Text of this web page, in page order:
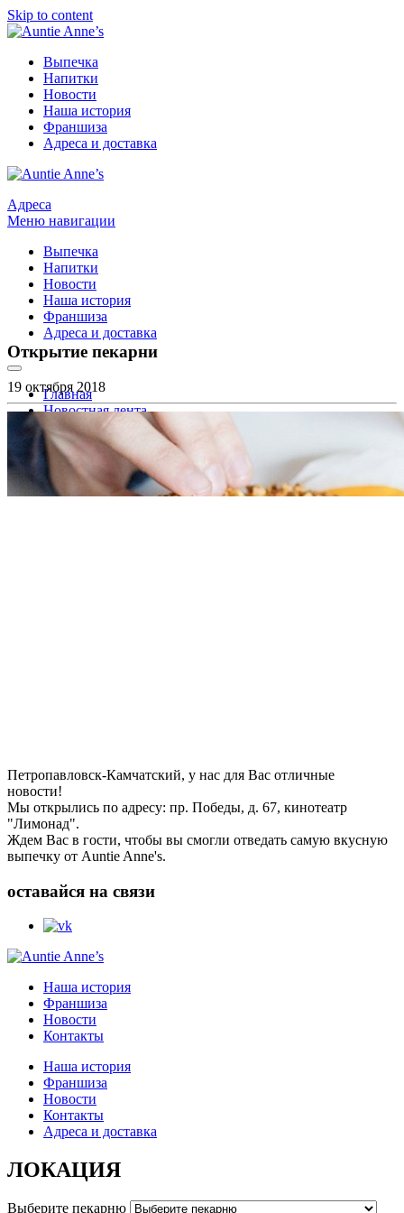
Skip to content
Выпечка
Напитки
Новости
Наша история
Франшиза
Адреса и доставка
Адреса
Меню навигации
Выпечка
Напитки
Новости
Наша история
Франшиза
Адреса и доставка
Главная
Новостная лента
Открытие пекарни
Открытие пекарни
19 октября 2018
Петропавловск-Камчатский, у нас для Вас отличные
новости!
Мы открылись по адресу: пр. Победы, д. 67, кинотеатр
"Лимонад".
Ждем Вас в гости, чтобы вы смогли отведать самую вкусную
выпечку от Auntie Anne's.
оставайся на связи
Наша история
Франшиза
Новости
Контакты
Наша история
Франшиза
Новости
Контакты
Адреса и доставка
ЛОКАЦИЯ
Выберите пекарню